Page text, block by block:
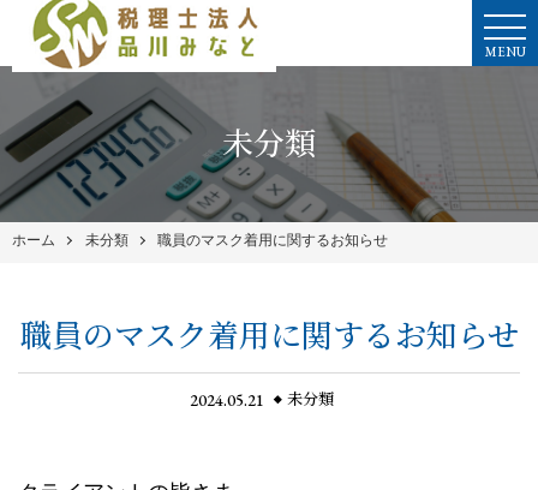
MENU
未分類
ホーム 未分類 職員のマスク着用に関するお知らせ
職員のマスク着用に関するお知らせ
2024.05.21 未分類